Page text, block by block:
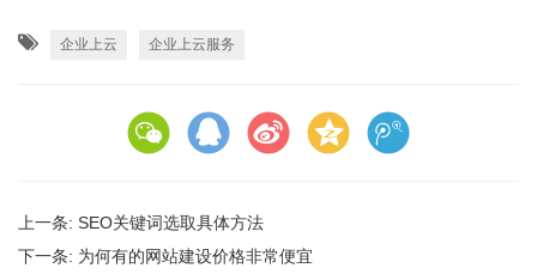
企业上云 企业上云服务
上一条: SEO关键词选取具体方法
下一条: 为何有的网站建设价格非常便宜